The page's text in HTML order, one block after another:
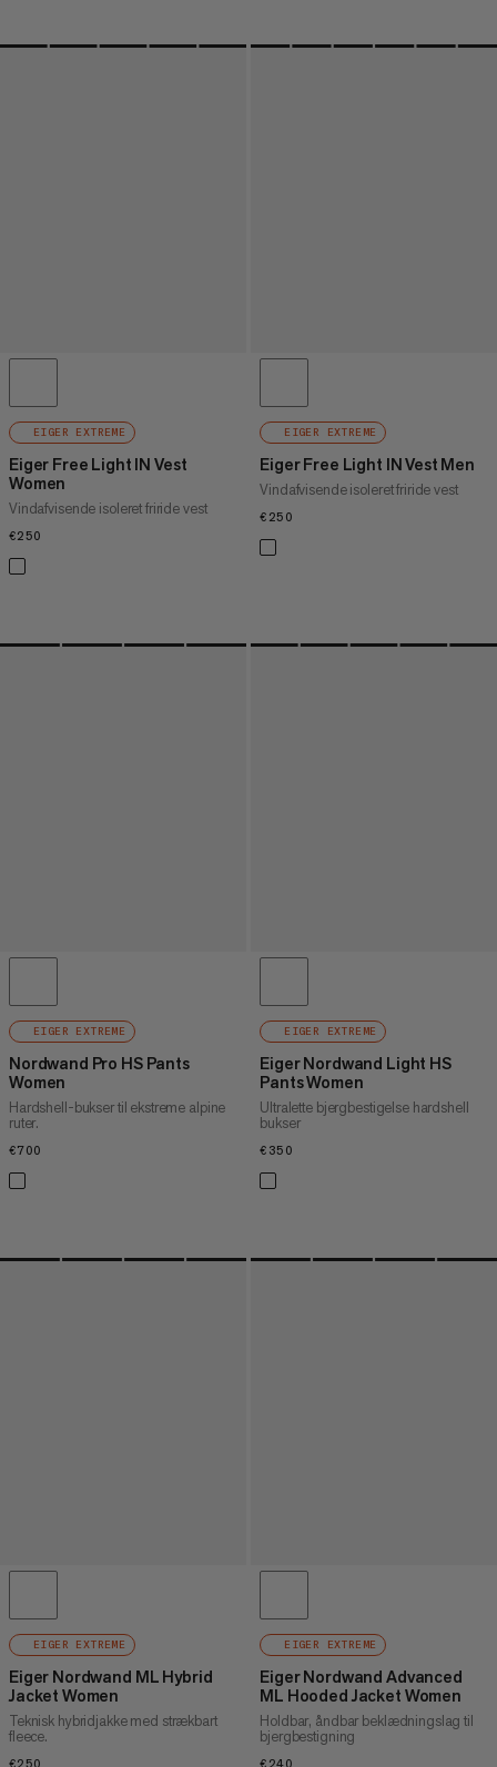
EIGER EXTREME
Eiger Free Light IN Vest
Women
Vindafvisende isoleret friride vest
€250
EIGER EXTREME
Eiger Free Light IN Vest Men
Vindafvisende isoleret friride vest
€250
EIGER EXTREME
Nordwand Pro HS Pants
Women
Hardshell-bukser til ekstreme alpine
ruter.
€700
EIGER EXTREME
Eiger Nordwand Light HS
Pants Women
Ultralette bjergbestigelse hardshell
bukser
€350
EIGER EXTREME
Eiger Nordwand ML Hybrid
Jacket Women
Teknisk hybridjakke med strækbart
fleece.
EIGER EXTREME
Eiger Nordwand Advanced
ML Hooded Jacket Women
Holdbar, åndbar beklædningslag til
bjergbestigning